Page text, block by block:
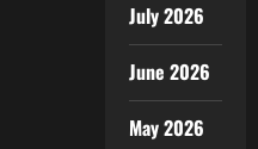
July 2026
June 2026
May 2026